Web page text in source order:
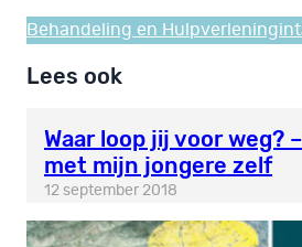
Behandeling en Hulpverlening
Lees ook
Waar loop jij voor weg?
met mijn jongere zelf
12 september 2018